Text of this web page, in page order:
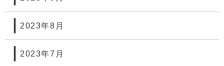
2023年8月
2023年7月